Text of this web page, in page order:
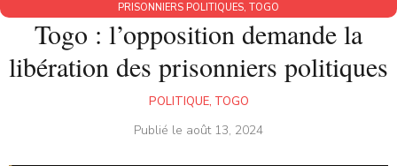
PRISONNIERS POLITIQUES, TOGO
Togo : l’opposition demande la
libération des prisonniers politiques
POLITIQUE, TOGO
Publié le août 13, 2024